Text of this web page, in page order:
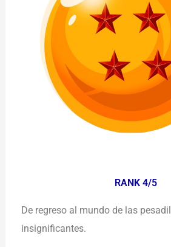
RANK 4/5
De regreso al mundo de las
insignificantes.